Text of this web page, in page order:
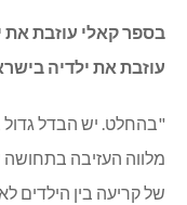
בספר קאלי עוזבת את
עוזבת את ילדיה
"בהחלט. יש הבדל גדול
מלווה העזיבה
של קריעה בין הילדים